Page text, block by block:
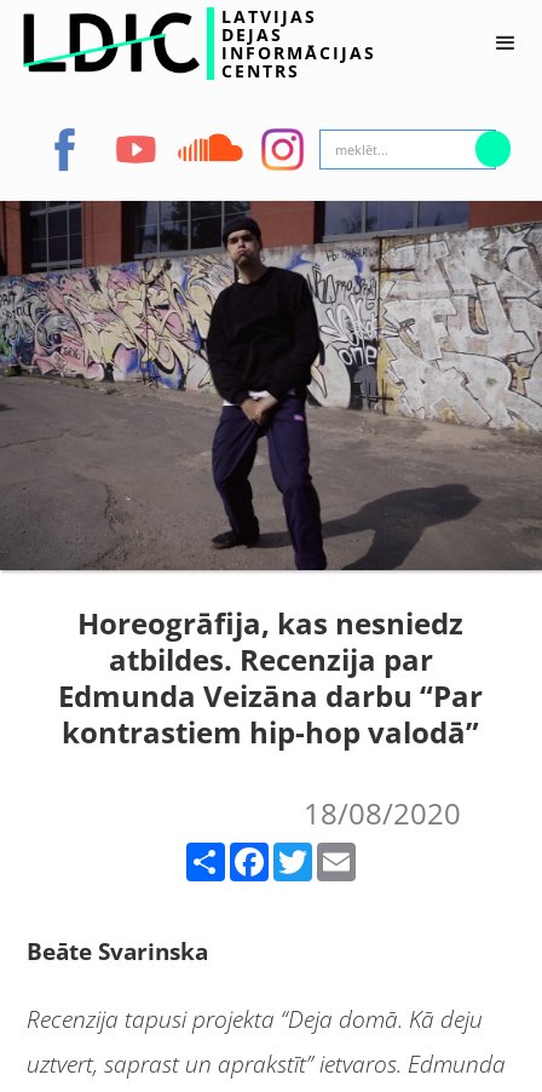
LATVIJAS
DEJAS
INFORMĀCIJAS
CENTRS
Horeogrāfija, kas nesniedz
atbildes. Recenzija par
Edmunda Veizāna darbu “Par
kontrastiem hip-hop valodā”
18/08/2020
Facebook Twitter
Beāte Svarinska
Recenzija tapusi projekta “Deja domā. Kā deju
uztvert, saprast un aprakstīt” ietvaros. Edmunda